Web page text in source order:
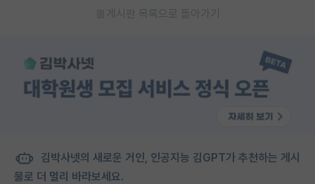
게시판 목록으로 돌아가기
김박사넷의 새로운 거인, 인공지능 김GPT가 추천하는 게시
물로 더 멀리 바라보세요.